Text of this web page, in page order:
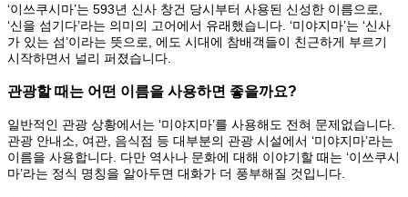
‘이쓰쿠시마’는 593년 신사 창건 당시부터 사용된 신성한 이름으로,
‘신을 섬기다’라는 의미의 고어에서 유래했습니다. ‘미야지마’는 ‘신사
가 있는 섬’이라는 뜻으로, 에도 시대에 참배객들이 친근하게 부르기
시작하면서 널리 퍼졌습니다.
관광할 때는 어떤 이름을 사용하면 좋을까요?
일반적인 관광 상황에서는 ‘미야지마’를 사용해도 전혀 문제없습니다.
관광 안내소, 여관, 음식점 등 대부분의 관광 시설에서 ‘미야지마’라는
이름을 사용합니다. 다만 역사나 문화에 대해 이야기할 때는 ‘이쓰쿠시
마’라는 정식 명칭을 알아두면 대화가 더 풍부해질 것입니다.